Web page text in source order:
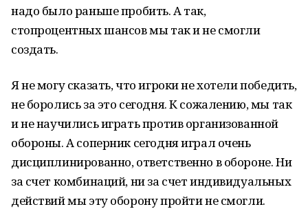
надо было раньше пробить. А так,
стопроцентных шансов мы так и не смогли
создать.
Я не могу сказать, что игроки не хотели победить,
не боролись за это сегодня. К сожалению, мы так
и не научились играть против организованной
обороны. А соперник сегодня играл очень
дисциплинированно, ответственно в обороне. Ни
за счет комбинаций, ни за счет индивидуальных
действий мы эту оборону пройти не смогли.